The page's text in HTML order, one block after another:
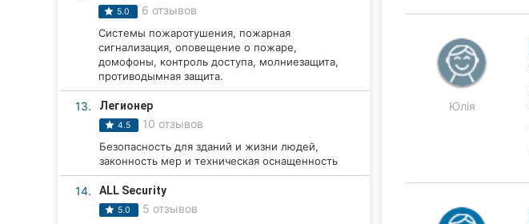
Ивано-Франковск
Луцк
5.0 6 отзывов
Системы пожаротушения, пожарная
сигнализация, оповещение о пожаре,
домофоны, контроль доступа, молниезащита,
противодымная защита.
13. Легионер
4.5 10 отзывов
Безопасность для зданий и жизни людей,
законность мер и техническая оснащенность
14. ALL Security
5.0 5 отзывов
Юлія